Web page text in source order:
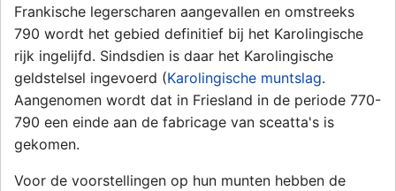
Frankische legerscharen aangevallen en omstreeks
790 wordt het gebied definitief bij het Karolingische
rijk ingelijfd. Sindsdien is daar het Karolingische
geldstelsel ingevoerd (Karolingische muntslag.
Aangenomen wordt dat in Friesland in de periode 770-
790 een einde aan de fabricage van sceatta's is
gekomen.
Voor de voorstellingen op hun munten hebben de